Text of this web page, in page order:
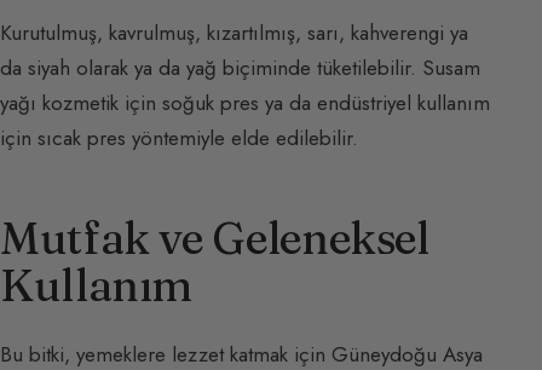
Kurutulmuş, kavrulmuş, kızartılmış, sarı, kahverengi ya
da siyah olarak ya da yağ biçiminde tüketilebilir. Susam
yağı kozmetik için soğuk pres ya da endüstriyel kullanım
için sıcak pres yöntemiyle elde edilebilir.
Mutfak ve Geleneksel
Kullanım
Bu bitki, yemeklere lezzet katmak için Güneydoğu Asya